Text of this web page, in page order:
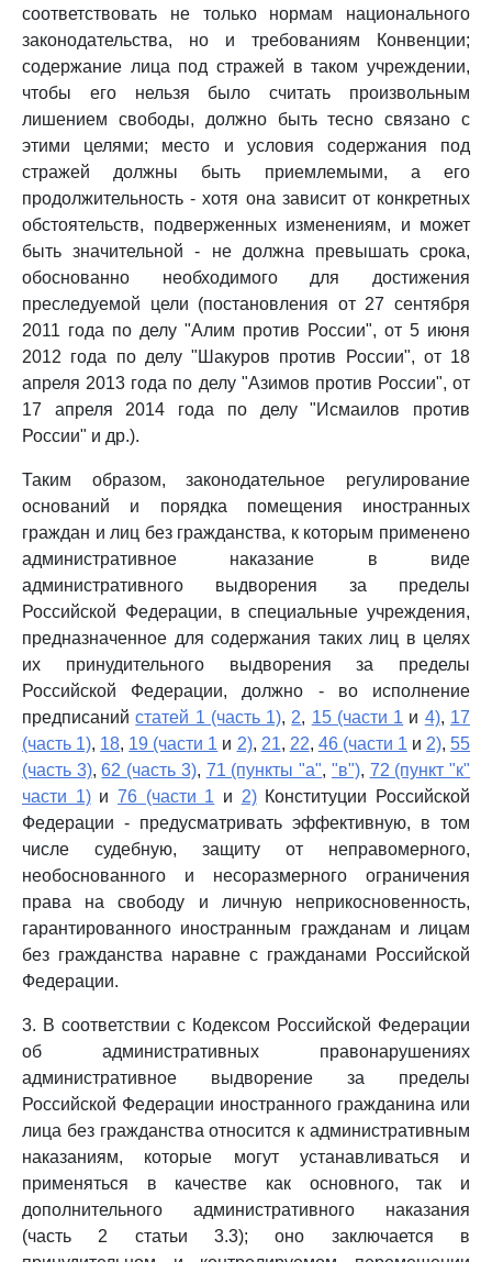
соответствовать не только нормам национального
законодательства, но и требованиям Конвенции;
содержание лица под стражей в таком учреждении,
чтобы его нельзя было считать произвольным
лишением свободы, должно быть тесно связано с
этими целями; место и условия содержания под
стражей должны быть приемлемыми, а его
продолжительность - хотя она зависит от конкретных
обстоятельств, подверженных изменениям, и может
быть значительной - не должна превышать срока,
обоснованно необходимого для достижения
преследуемой цели (постановления от 27 сентября
2011 года по делу "Алим против России", от 5 июня
2012 года по делу "Шакуров против России", от 18
апреля 2013 года по делу "Азимов против России", от
17 апреля 2014 года по делу "Исмаилов против
России" и др.).
Таким образом, законодательное регулирование
оснований и порядка помещения иностранных
граждан и лиц без гражданства, к которым применено
административное наказание в виде
административного выдворения за пределы
Российской Федерации, в специальные учреждения,
предназначенное для содержания таких лиц в целях
их принудительного выдворения за пределы
Российской Федерации, должно - во исполнение
предписанийстатей 1 (часть 1), 2, 15 (части 1 и 4), 17
(часть 1), 18, 19 (части 1 и 2), 21, 22, 46 (части 1 и 2), 55
(часть 3),62 (часть 3), 71 (пункты "а", "в"), 72 (пункт "к"
части 1)и76 (части 1 и 2)Конституции Российской
Федерации - предусматривать эффективную, в том
числе судебную, защиту от неправомерного,
необоснованного и несоразмерного ограничения
права на свободу и личную неприкосновенность,
гарантированного иностранным гражданам и лицам
без гражданства наравне с гражданами Российской
Федерации.
3. В соответствии с Кодексом Российской Федерации
об административных правонарушениях
административное выдворение за пределы
Российской Федерации иностранного гражданина или
лица без гражданства относится к административным
наказаниям, которые могут устанавливаться и
применяться в качестве как основного, так и
дополнительного административного наказания
(часть 2 статьи 3.3); оно заключается в